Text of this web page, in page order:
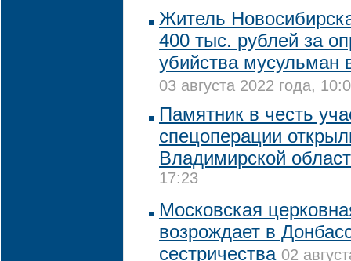
Житель
400 тыс. рублей за
убийства мусульман
03 августа 2022 года,
Памятник в честь
спецоперации
Владимирской
17:23
Московская
возрождает в
сестричества 02